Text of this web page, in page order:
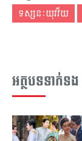
ទស្សនៈយុវវ័យ
អត្ថបទទាក់ទង